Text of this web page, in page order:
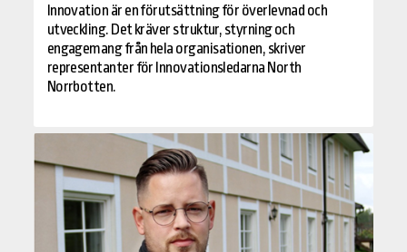
Innovation är en förutsättning för överlevnad och
utveckling. Det kräver struktur, styrning och
engagemang från hela organisationen, skriver
representanter för Innovationsledarna North
Norrbotten.